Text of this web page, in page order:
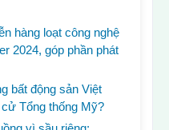
hàng loạt công nghệ
2024, góp phần phát
bất động sản Việt
Tổng thống Mỹ?